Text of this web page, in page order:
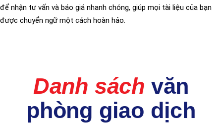
để nhận tư vấn và báo giá nhanh chóng, giúp mọi tài liệu của bạn
được chuyển ngữ một cách hoàn hảo.
Danh sách văn
phòng giao dịch